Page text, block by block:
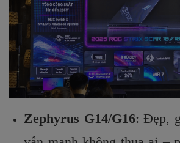
Zephyrus G14/G16: Đẹp,